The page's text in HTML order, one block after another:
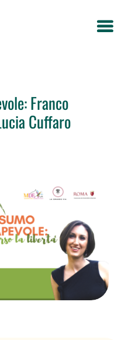
Franco
Cuffaro